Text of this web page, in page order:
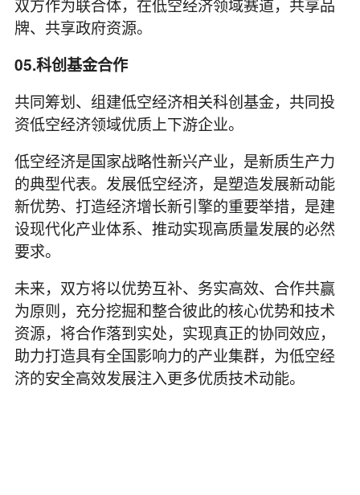
牌、共享政府资源。
05.科创基金合作
共同筹划、组建低空经济相关科创基金，共同投
资低空经济领域优质上下游企业。
低空经济是国家战略性新兴产业，是新质生产力
的典型代表。发展低空经济，是塑造发展新动能
新优势、打造经济增长新引擎的重要举措，是建
设现代化产业体系、推动实现高质量发展的必然
要求。
未来，双方将以优势互补、务实高效、合作共赢
为原则，充分挖掘和整合彼此的核心优势和技术
资源，将合作落到实处，实现真正的协同效应，
助力打造具有全国影响力的产业集群，为低空经
济的安全高效发展注入更多优质技术动能。